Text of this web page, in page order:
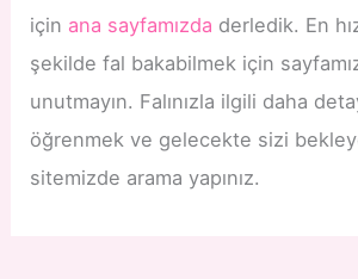
için ana sayfamızda derledik. En
şekilde fal bakabilmek için
unutmayın. Falınızla ilgili daha
öğrenmek ve gelecekte sizi
sitemizde arama yapınız.